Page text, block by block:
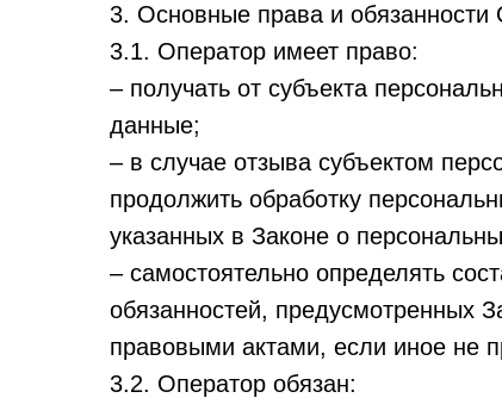
3. Основные права и обязанности
3.1. Оператор имеет право:
– получать от субъекта
данные;
– в случае отзыва субъектом
продолжить обработку
указанных в Законе о
– самостоятельно определять
обязанностей, предусмотренных
правовыми актами, если иное не
3.2. Оператор обязан: